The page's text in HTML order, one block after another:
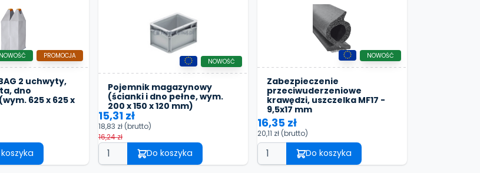
2 uchwyty,
dno
625 x 625 x
NOWOŚĆ PROMOCJA
Pojemnik magazynowy
(ścianki i dno pełne, wym.
200 x 150 x 120 mm)
NOWOŚĆ
15,31 zł
18,83 zł (brutto)
16,24 zł
Do koszyka
Zabezpieczenie
przeciwuderzeniowe
krawędzi, uszczelka MF17 -
9,5x17 mm
NOWOŚĆ
16,35 zł
20,11 zł (brutto)
Do koszyka